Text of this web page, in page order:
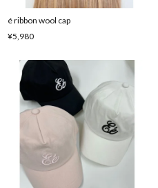
é ribbon wool cap
¥5,980